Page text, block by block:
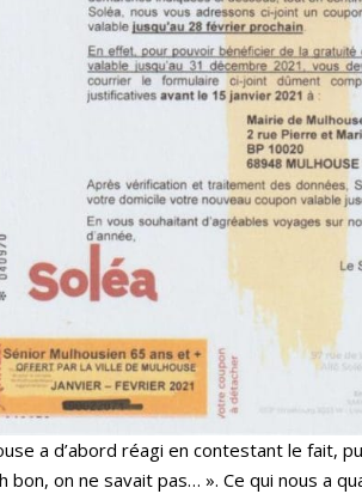
a d’abord réagi en contestant le fait,
bon, on ne savait pas… ». Ce qui nous a